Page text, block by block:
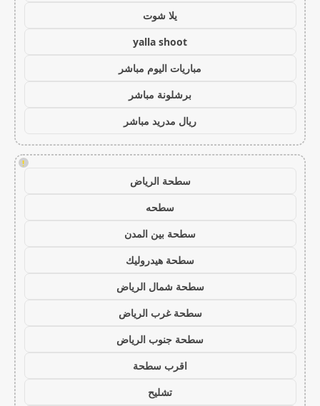
يلا شوت
yalla shoot
مباريات اليوم مباشر
برشلونة مباشر
ريال مدريد مباشر
!
سطحة الرياض
سطحه
سطحة بين المدن
سطحة هيدروليك
سطحة شمال الرياض
سطحة غرب الرياض
سطحة جنوب الرياض
اقرب سطحة
تشليح